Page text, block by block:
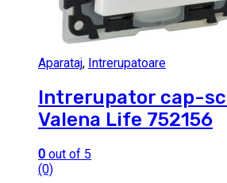
Aparataj, Intrerupatoare
Intrerupator cap-
Valena Life 752156
0 out of 5
(0)